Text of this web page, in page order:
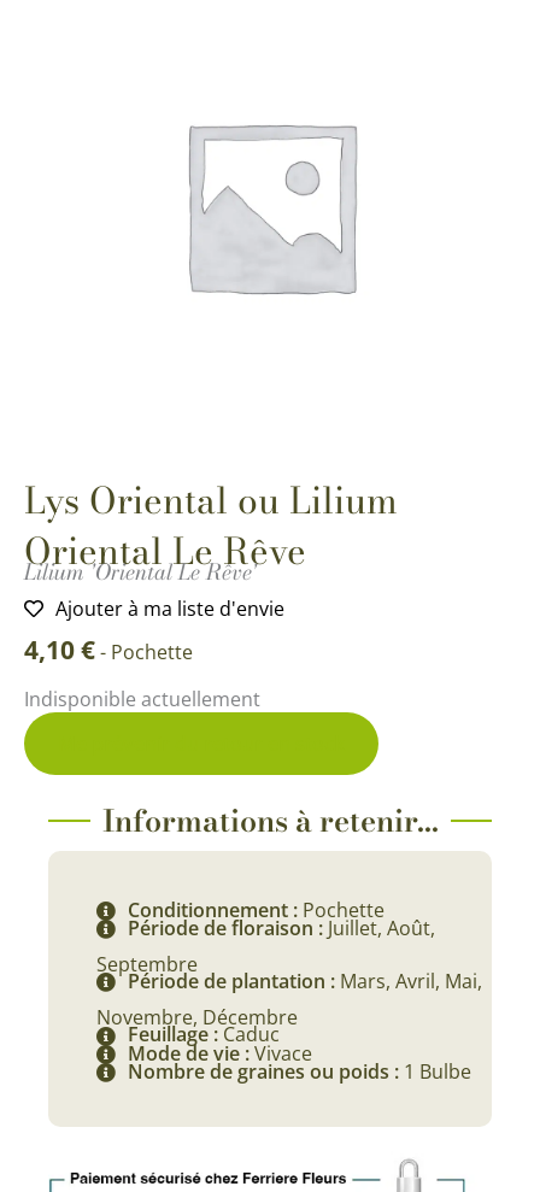
Lys Oriental ou Lilium
Oriental Le Rêve
Lilium 'Oriental Le Rêve'
Ajouter à ma liste d'envie
4,10€- Pochette
Indisponible actuellement
Informations à retenir...
Conditionnement : Pochette
Période de floraison : Juillet, Août,
Septembre
Période de plantation : Mars, Avril, Mai,
Novembre, Décembre
Feuillage : Caduc
Mode de vie :Vivace
Nombre de graines ou poids : 1 Bulbe